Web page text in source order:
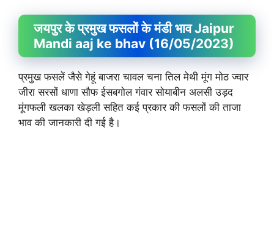
जयपुर के प्रमुख फसलों के मंडी भाव Jaipur
Mandi aaj ke bhav (16/05/2023)
प्रमुख फसलें जैसे गेहूं बाजरा चावल चना तिल मेथी मूंग मोठ ज्वार
जीरा सरसों धाणा सौफ ईसबगोल गंवार सोयाबीन अलसी उड़द
मूंगफली खलका खेड़ली सहित कई प्रकार की फसलों की ताजा
भाव की जानकारी दी गई है।